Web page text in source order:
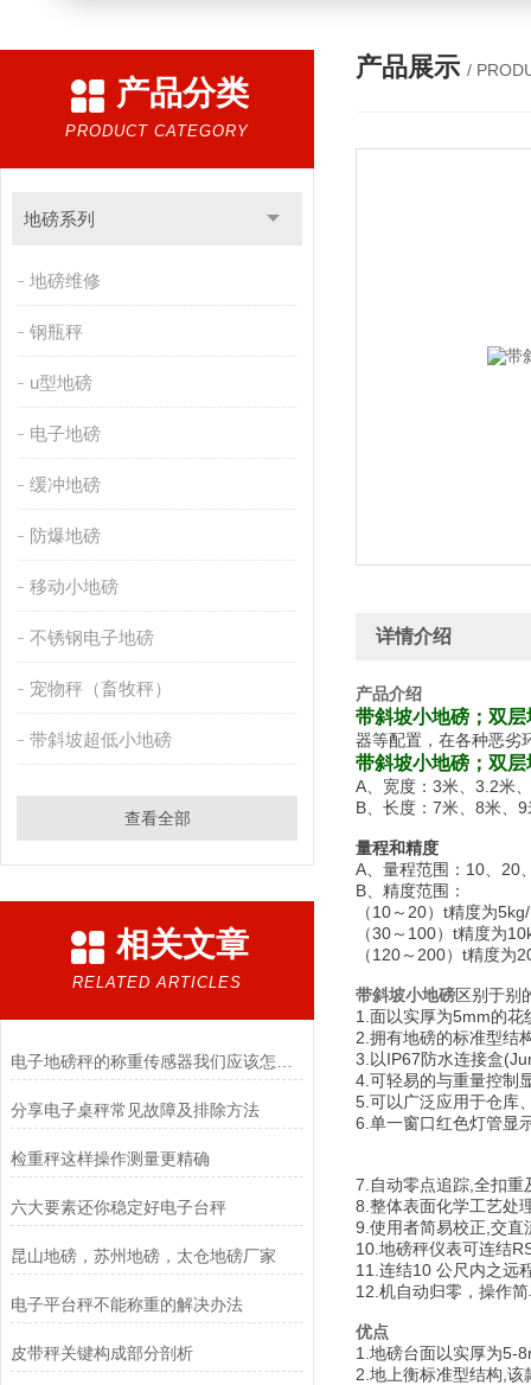
产品分类
PRODUCT CATEGORY
地磅系列
地磅维修
钢瓶秤
u型地磅
电子地磅
缓冲地磅
防爆地磅
移动小地磅
不锈钢电子地磅
宠物秤（畜牧秤）
带斜坡超低小地磅
查看全部
相关文章
RELATED ARTICLES
​分享电子桌秤常见故障及排除方法
检重秤这样操作测量更精确
六大要素还你稳定好电子台秤
昆山地磅，苏州地磅，太仓地磅厂家
电子平台秤不能称重的解决办法
皮带秤关键构成部分剖析
产品展示 /
详情介绍
产品介绍
带斜坡小地磅；双层
器等配置，在各种恶劣
带斜坡小地磅；双层
A、宽度：3米、3.2米
B、长度：7米、8米、
量程和精度
A、量程范围：10、20
B、精度范围：
（10～20）t精度为
（30～100）t精度为
（120～200）t精度为
带斜坡小地磅区别于别
1.面以实厚为5mm的花
2.拥有地磅的标准型结
3.以IP67防水连接盒
4.可轻易的与重量控制
5.可以广泛应用于仓库
6.单一窗口红色灯管显
7.自动零点追踪,全扣重
8.整体表面化学工艺处
9.使用者简易校正,交直
10.地磅秤仪表可连结
11.连结10 公尺内之远
12.机自动归零，操作
优点
1. 地磅台面以实厚为5-
2.地上衡标准型结构,